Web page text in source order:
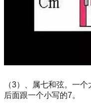
（3）、属七和弦。一
后面跟一个小写的7。